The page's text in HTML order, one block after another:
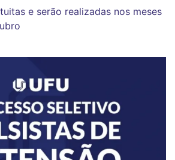
e serão realizadas nos meses